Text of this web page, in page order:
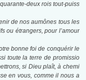
deux rois tout-puiss
de nos aumônes tous les
ou étrangers, pour l’amour
bonne foi de conquérir le
toute la terre de promissio
si Dieu plaît, à chemi
en vous, comme il nous a